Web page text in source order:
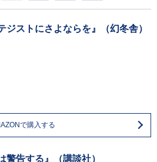
ジストにさよならを』（幻冬舎）
で購入する
警告する』（講談社）